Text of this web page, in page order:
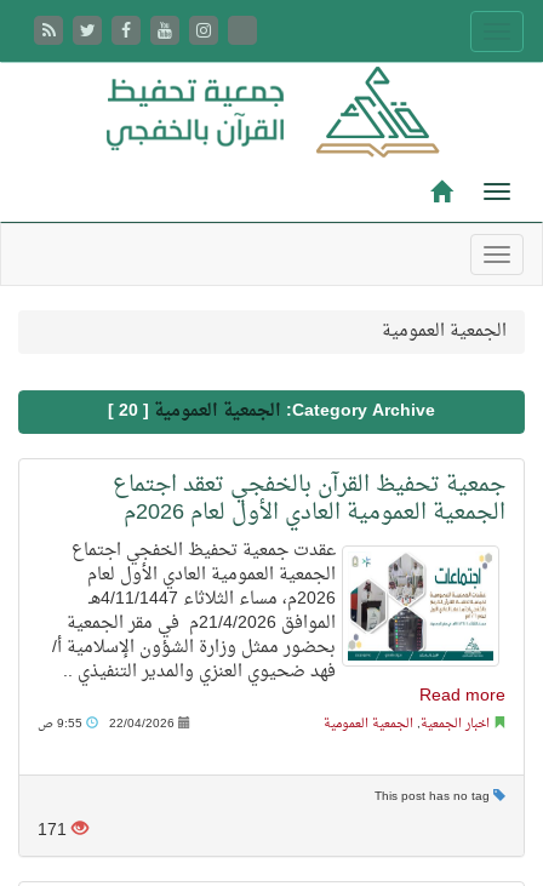
الجمعية العمومية
Category Archive: الجمعية العمومية [ 20 ]
جمعية تحفيظ القرآن بالخفجي تعقد اجتماع
الجمعية العمومية العادي الأول لعام 2026م
عقدت جمعية تحفيظ الخفجي اجتماع
الجمعية العمومية العادي الأول لعام
2026م، مساء الثلاثاء 4/11/1447هـ
الموافق 21/4/2026م في مقر الجمعية
بحضور ممثل وزارة الشؤون الإسلامية أ/
فهد ضحيوي العنزي والمدير التنفيذي ..
Read more
اخبار الجمعية, الجمعية العمومية 22/04/2026
171